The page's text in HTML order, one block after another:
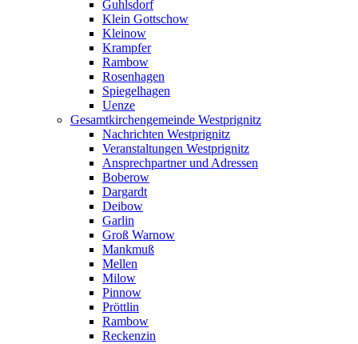
Guhlsdorf
Klein Gottschow
Kleinow
Krampfer
Rambow
Rosenhagen
Spiegelhagen
Uenze
Gesamtkirchengemeinde Westprignitz
Nachrichten Westprignitz
Veranstaltungen Westprignitz
Ansprechpartner und Adressen
Boberow
Dargardt
Deibow
Garlin
Groß Warnow
Mankmuß
Mellen
Milow
Pinnow
Pröttlin
Rambow
Reckenzin